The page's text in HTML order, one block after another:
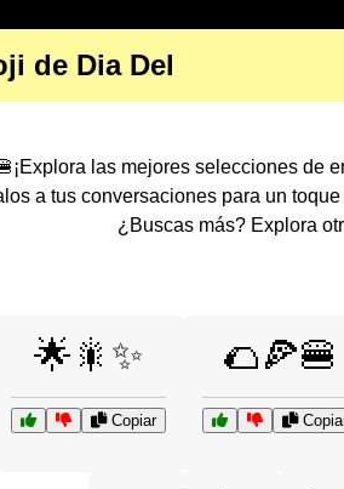
de Dia Del
las mejores selecciones de
a tus conversaciones para un
¿Buscas más? Explora
🌟🎇✨
Copiar
🌮🍕🍔